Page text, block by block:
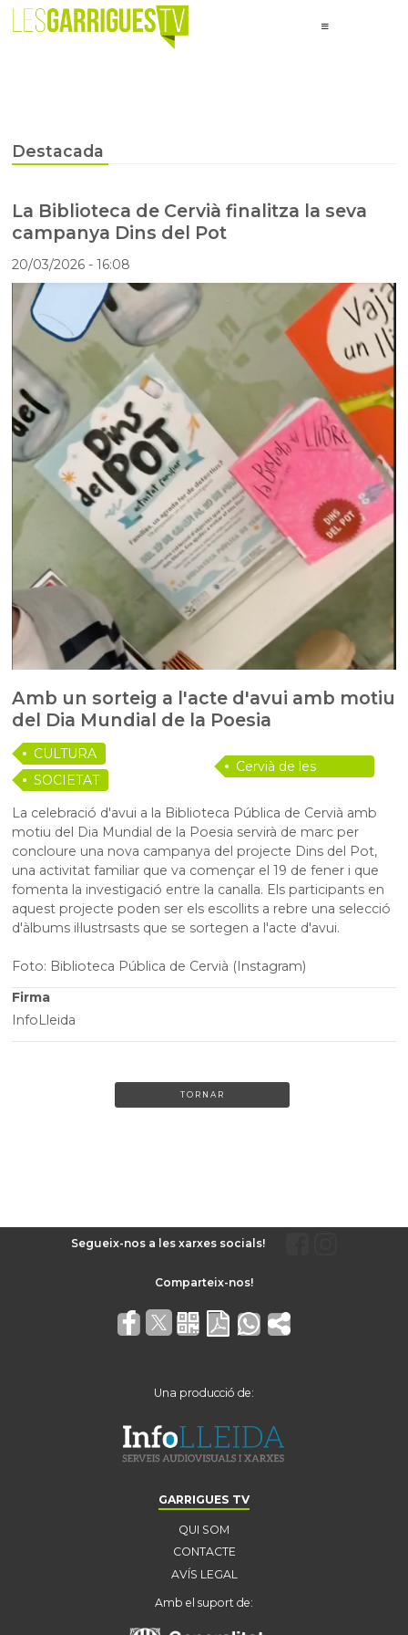
Destacada
La Biblioteca de Cervià finalitza la seva
campanya Dins del Pot
20/03/2026- 16:08
Amb un sorteig a l'acte d'avui amb motiu
del Dia Mundial de la Poesia
CULTURA
SOCIETAT
Cervià de les
La celebració d'avui a la Biblioteca Pública de Cervià amb
motiu del Dia Mundial de la Poesia servirà de marc per
concloure una nova campanya del projecte Dins del Pot,
una activitat familiar que va començar el 19 de fener i que
fomenta la investigació entre la canalla. Els participants en
aquest projecte poden ser els escollits a rebre una selecció
d'àlbums il·lustrsasts que se sortegen a l'acte d'avui.
Foto: Biblioteca Pública de Cervià (Instagram)
Firma
InfoLleida
TORNAR
Segueix-nos a les xarxes socials!
Una producció de:
GARRIGUES TV
QUI SOM
CONTACTE
AVÍS LEGAL
Amb el suport de: